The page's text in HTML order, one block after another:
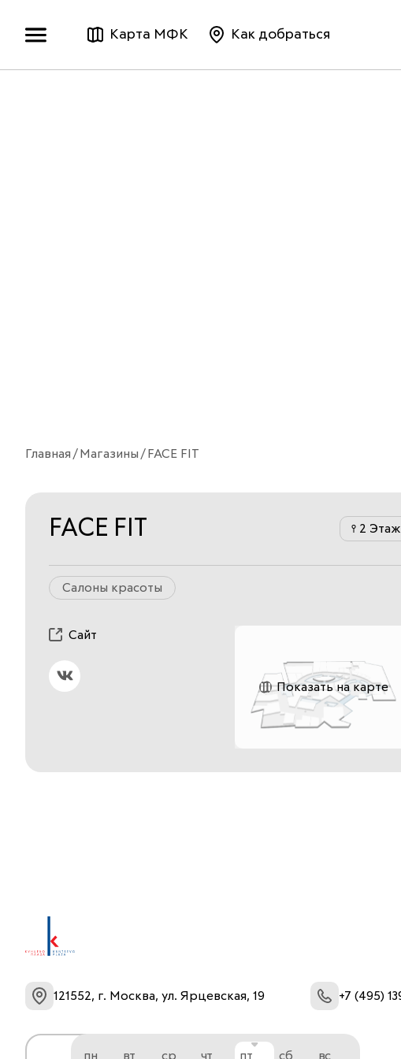
Карта МФК Как добраться
Главная Магазины FACE FIT
FACE FIT 2 Этаж
Салоны красоты
Сайт
Показать на карте
121552, г. Москва, ул. Ярцевская, 19 +7 (495)
пн вт ср чт пт сб вс